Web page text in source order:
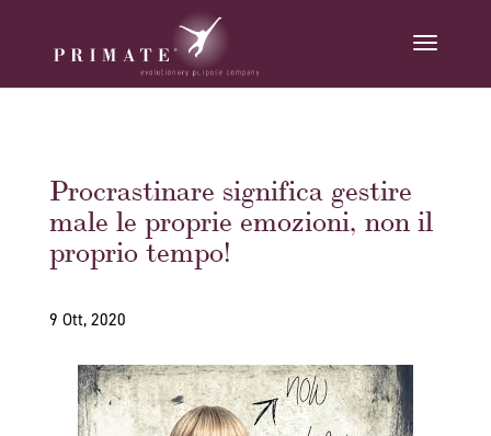
Procrastinare significa gestire
male le proprie emozioni, non il
proprio tempo!
9 Ott, 2020